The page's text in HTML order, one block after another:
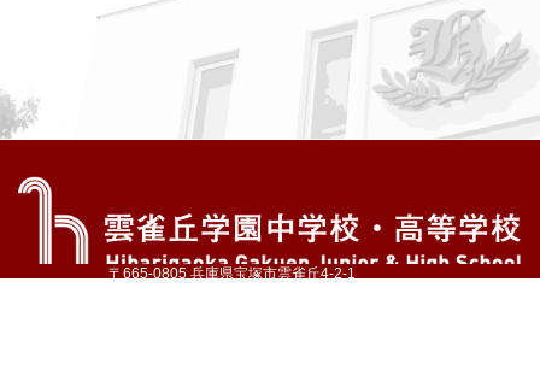
〒665-0805 兵庫県宝塚市雲雀丘4-2-1